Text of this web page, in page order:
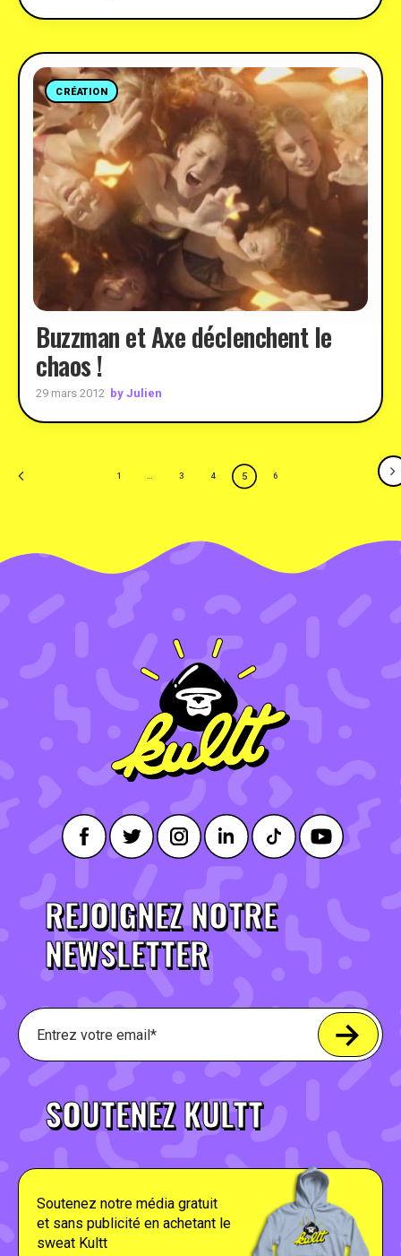
CRÉATION
Buzzman et Axe déclenchent le
chaos !
29 mars 2012 by Julien
1 3 4 5 6
REJOIGNEZ NOTRE
NEWSLETTER
SOUTENEZ KULTT
Soutenez notre média gratuit
et sans publicité en achetant le
sweat Kultt